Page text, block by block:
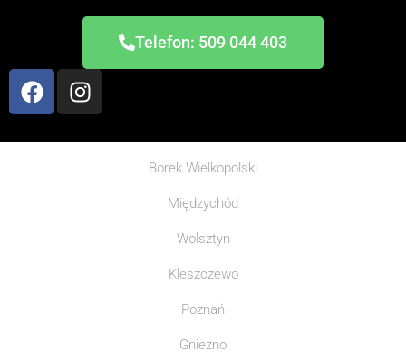
Telefon: 509 044 403
Borek Wielkopolski
Międzychód
Wolsztyn
Kleszczewo
Poznań
Gniezno